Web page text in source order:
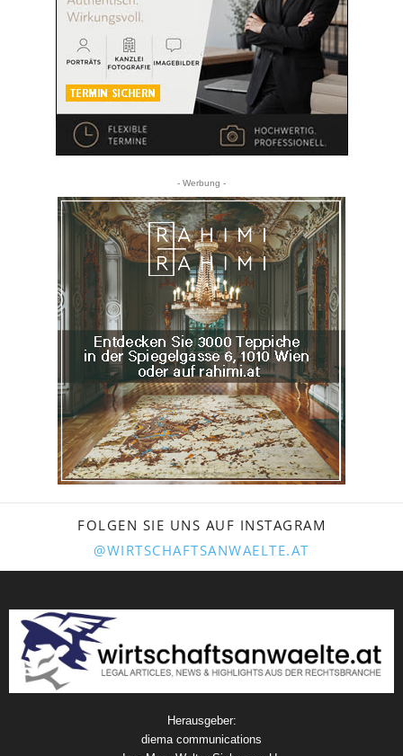
- Werbung -
FOLGEN SIE UNS AUF INSTAGRAM
@WIRTSCHAFTSANWAELTE.AT
Herausgeber:
diema communications